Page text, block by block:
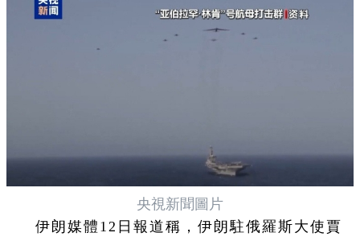
央視新聞圖片
伊朗媒體12日報道稱，伊朗駐俄羅斯大使賈